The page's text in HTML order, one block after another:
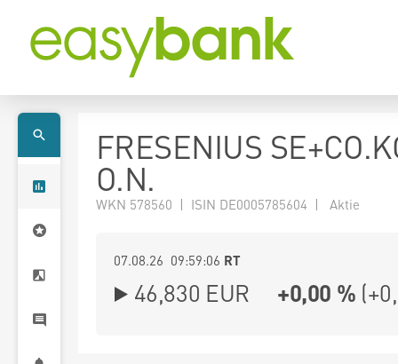
FRESENIUS
O.N.
WKN 578560 | ISIN DE0005785604 | Aktie
07.08.26 09:59:06 RT
46,830 EUR +0,00 % (